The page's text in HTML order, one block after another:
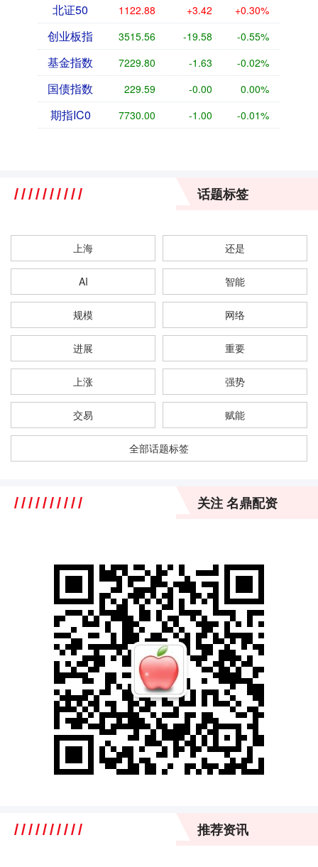
北证50 1122.88 +3.42 +0.30%
创业板指 3515.56 -19.58 -0.55%
基金指数 7229.80 -1.63 -0.02%
国债指数 229.59 -0.00 0.00%
期指IC0 7730.00 -1.00 -0.01%
话题标签
上海 还是
AI 智能
规模 网络
进展 重要
上涨 强势
交易 赋能
全部话题标签
关注 名鼎配资
推荐资讯